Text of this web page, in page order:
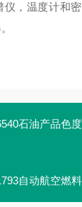
，温度计和
石油产品色
自动航空燃